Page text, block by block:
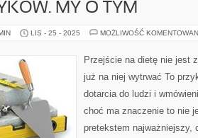
MY O TYM
LIS - 25 - 2025 MOŻLIWOŚĆ
Przejście na dietę nie jest
już na niej wytrwać To
dotarcia do ludzi i
choć ma znaczenie to nie
pretekstem najważniejszy,